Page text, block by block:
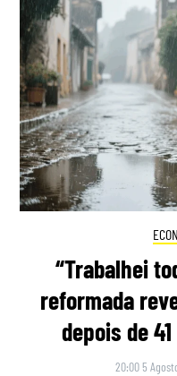
“Trabalhei
reformada
depois de
20:00 5